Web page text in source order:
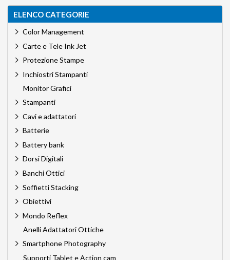
ELENCO CATEGORIE
Color Management
Carte e Tele Ink Jet
Protezione Stampe
Inchiostri Stampanti
Monitor Grafici
Stampanti
Cavi e adattatori
Batterie
Battery bank
Dorsi Digitali
Banchi Ottici
Soffietti Stacking
Obiettivi
Mondo Reflex
Anelli Adattatori Ottiche
Smartphone Photography
Supporti Tablet e Action cam